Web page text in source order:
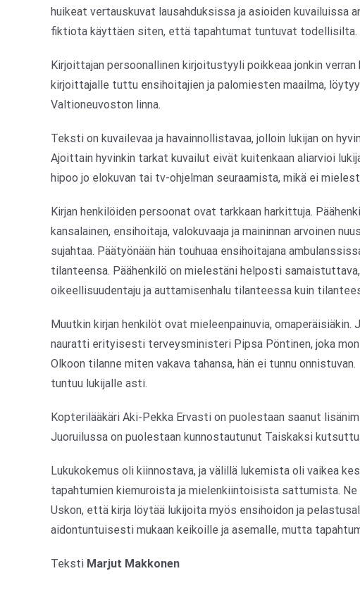
huikeat vertauskuvat lausahduksissa ja asioiden kuvailuissa
fiktiota käyttäen siten, että tapahtumat tuntuvat todellisilta.
Kirjoittajan persoonallinen kirjoitustyyli poikkeaa jonkin
kirjoittajalle tuttu ensihoitajien ja palomiesten maailma,
Valtioneuvoston linna.
Teksti on kuvailevaa ja havainnollistavaa, jolloin lukijan on
Ajoittain hyvinkin tarkat kuvailut eivät kuitenkaan aliarvioi
hipoo jo elokuvan tai tv-ohjelman seuraamista, mikä ei
Kirjan henkilöiden persoonat ovat tarkkaan harkittuja.
kansalainen, ensihoitaja, valokuvaaja ja maininnan arvoinen
sujahtaa. Päätyönään hän touhuaa ensihoitajana
tilanteensa. Päähenkilö on mielestäni helposti samaistuttava,
oikeellisuudentaju ja auttamisenhalu tilanteessa kuin
Muutkin kirjan henkilöt ovat mieleenpainuvia,
nauratti erityisesti terveysministeri Pipsa Pöntinen, joka
Olkoon tilanne miten vakava tahansa, hän ei tunnu
tuntuu lukijalle asti.
Kopterilääkäri Aki-Pekka Ervasti on puolestaan saanut
Juoruilussa on puolestaan kunnostautunut Taiskaksi
Lukukokemus oli kiinnostava, ja välillä lukemista oli vaikea
tapahtumien kiemuroista ja mielenkiintoisista sattumista.
Uskon, että kirja löytää lukijoita myös ensihoidon ja
aidontuntuisesti mukaan keikoille ja asemalle, mutta
Teksti Marjut Makkonen